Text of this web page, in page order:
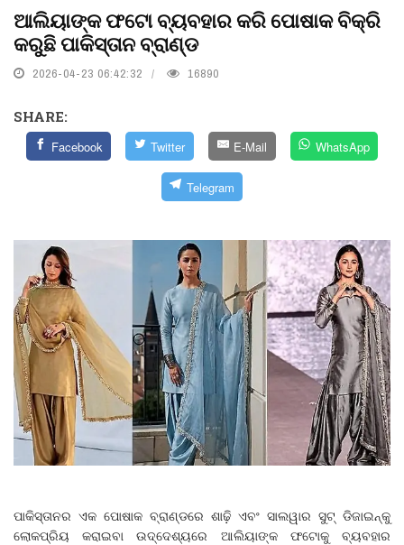
ଆଲିୟାଙ୍କ ଫଟୋ ବ୍ୟବହାର କରି ପୋଷାକ ବିକ୍ରି
କରୁଛି ପାକିସ୍ତାନ ବ୍ରାଣ୍ଡ
2026-04-23 06:42:32 16890
SHARE:
Facebook Twitter E-Mail WhatsApp
Telegram
ପାକିସ୍ତାନର ଏକ ପୋଷାକ ବ୍ରାଣ୍ଡରେ ଶାଢ଼ି ଏବଂ ସାଲୱାର ସୁଟ୍ ଡିଜାଇନ୍‌କୁ
ଲୋକପ୍ରିୟ କରାଇବା ଉଦ୍ଦେଶ୍ୟରେ ଆଲିୟାଙ୍କ ଫଟୋକୁ ବ୍ୟବହାର